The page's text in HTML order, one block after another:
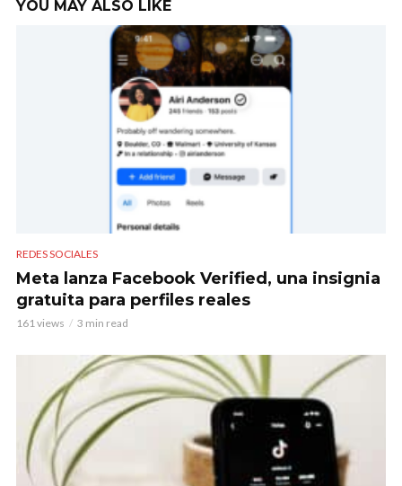
YOU MAY ALSO LIKE
REDES SOCIALES
Meta lanza Facebook Verified, una insignia
gratuita para perfiles reales
161 views 3 min read